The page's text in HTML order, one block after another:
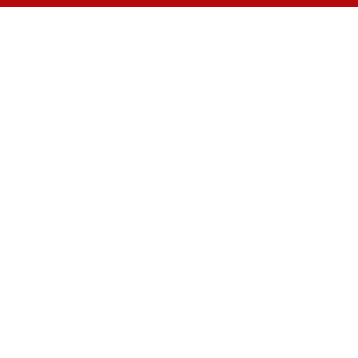
اخبار علم و فناوری
اخبار فرهنگ، هنر و رسانه